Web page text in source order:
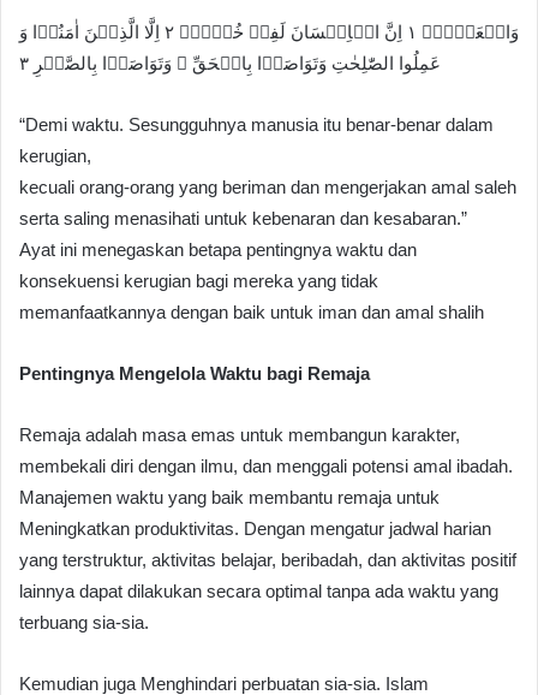
وَالۡعَصۡرِۙ‏ ١ اِنَّ الۡاِنۡسَانَ لَفِىۡ خُسۡرٍۙ‏ ٢ اِلَّا الَّذِيۡنَ اٰمَنُوۡا وَ
عَمِلُوا الصّٰلِحٰتِ وَتَوَاصَوۡا بِالۡحَقِّ ۙ وَتَوَاصَوۡا بِالصَّبۡرِ‏ ٣
“Demi waktu. Sesungguhnya manusia itu benar-benar dalam
kerugian,
kecuali orang-orang yang beriman dan mengerjakan amal saleh
serta saling menasihati untuk kebenaran dan kesabaran.”
Ayat ini menegaskan betapa pentingnya waktu dan
konsekuensi kerugian bagi mereka yang tidak
memanfaatkannya dengan baik untuk iman dan amal shalih
Pentingnya Mengelola Waktu bagi Remaja
Remaja adalah masa emas untuk membangun karakter,
membekali diri dengan ilmu, dan menggali potensi amal ibadah.
Manajemen waktu yang baik membantu remaja untuk
Meningkatkan produktivitas. Dengan mengatur jadwal harian
yang terstruktur, aktivitas belajar, beribadah, dan aktivitas positif
lainnya dapat dilakukan secara optimal tanpa ada waktu yang
terbuang sia-sia.
Kemudian juga Menghindari perbuatan sia-sia. Islam